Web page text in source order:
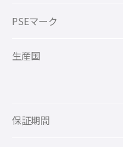
PSEマーク
生産国
保証期間